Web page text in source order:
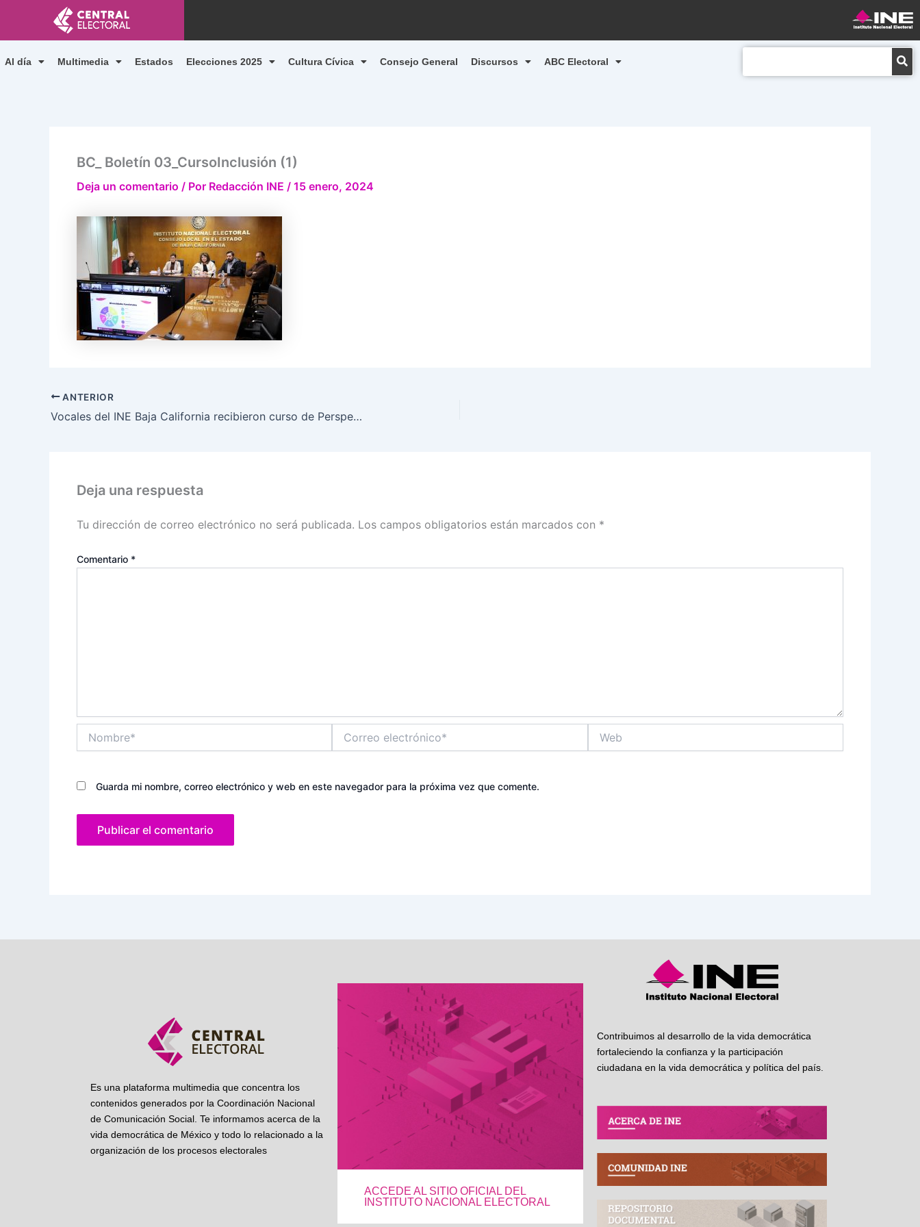
contenido
Al día Multimedia Estados Elecciones 2025 Cultura Cívica Consejo General Discursos ABC Electoral
BC_ Boletín 03_CursoInclusión (1)
Deja un comentario / Por Redacción INE / 15 enero, 2024
ANTERIOR
Vocales del INE Baja California recibieron curso de Perspectiva de Inclusión para el Proceso Electoral 2023-2024
Deja una respuesta
Tu dirección de correo electrónico no será publicada. Los campos obligatorios están marcados con *
Comentario *
electrónico*
Guarda mi nombre, correo electrónico y web en este navegador para la próxima vez que comente.
Es una plataforma multimedia que concentra los
contenidos generados por la Coordinación Nacional
de Comunicación Social. Te informamos acerca de la
vida democrática de México y todo lo relacionado a la
organización de los procesos electorales
ACCEDE AL SITIO OFICIAL DEL
INSTITUTO NACIONAL ELECTORAL
Contribuimos al desarrollo de la vida democrática
fortaleciendo la confianza y la participación
ciudadana en la vida democrática y política del país.